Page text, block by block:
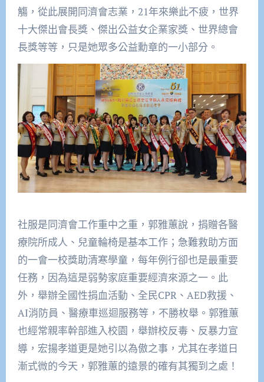
觴，從此展開同濟會志業，21年來樂此不疲，世界
十大傑出會長獎、傑出公益女企業家獎、世界總會
長獎等等，只是她眾多公益勳章的一小部分。
社服是同濟會工作重中之重，郭雅蕙說，捐贈各醫
療院所成人、兒童輪椅是基本工作；急難救助方面
的一會一校獎助清寒學童，每年例行卻也是最重要
任務，因為這是弱勢家庭重要經濟來源之一。此
外，舉辦全國性捐血活動、全民CPR、AED救援、
AI消防員、醫療車巡迴服務等，不勝枚舉。郭雅蕙
也經常親率幹部進入校園，舉辦校反毒、反暴力宣
導，宏揚孝道更是她引以為傲之事，尤其在孝道日
漸式微的今天，郭雅蕙的遠景的確有其獨到之處！